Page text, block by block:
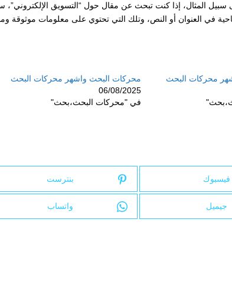
سبيل المثال، إذا كنت تبحث عن مقال حول “التسويق الإلكتروني”،
في العنوان أو النص، وتلك التي تحتوي على معلومات موثوقة
محركات البحث
محركات البحث واشهر محركات البحث
06/08/2025
في "محركات البحث،بحث"
فيسبوك بنترست
جيميل واتساب